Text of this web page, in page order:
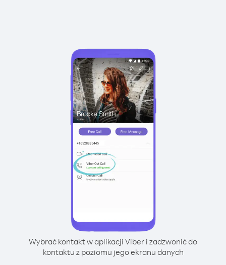
Wybrać kontakt w aplikacji Viber i zadzwonić do
kontaktu z poziomu jego ekranu danych